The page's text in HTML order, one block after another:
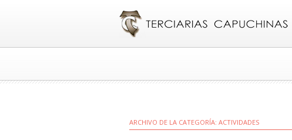
ARCHIVO DE LA CATEGORÍA:ACTIVIDADES